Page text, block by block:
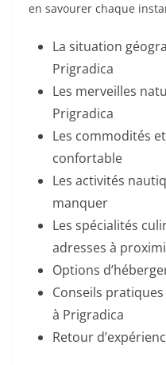
en savourer chaque
La situation
Prigradica
Les merveilles
Prigradica
Les commodités
confortable
Les activités
manquer
Les spécialités
adresses à
Options
Conseils
à Prigradica
Retour